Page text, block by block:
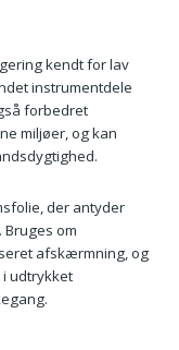
kendt for lav
instrumentdele
forbedret
miljøer, og kan
der antyder
om
afskærmning, og
udtrykket